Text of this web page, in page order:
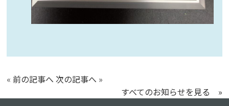
«前の記事へ 次の記事へ »
すべてのお知らせを見る »